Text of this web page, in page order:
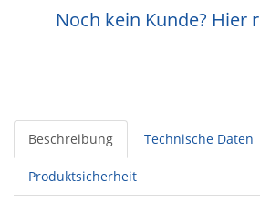
Noch kein Kunde? Hier
Beschreibung Technische Daten
Produktsicherheit